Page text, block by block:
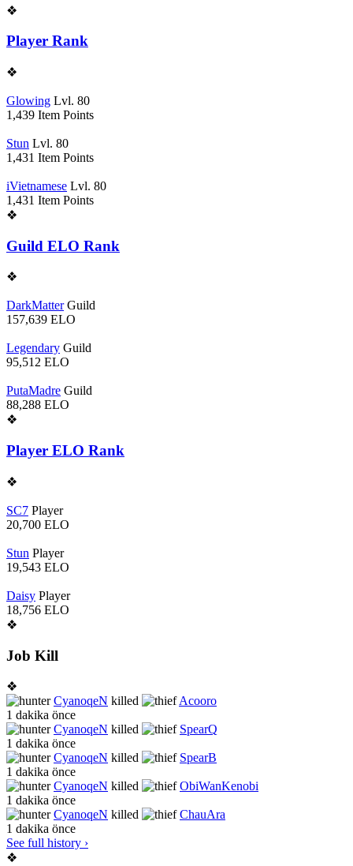
❖
Player Rank
❖
Glowing Lvl. 80
1,439 Item Points
Stun Lvl. 80
1,431 Item Points
iVietnamese Lvl. 80
1,431 Item Points
❖
Guild ELO Rank
❖
DarkMatter Guild
157,639 ELO
Legendary Guild
95,512 ELO
PutaMadre Guild
88,288 ELO
❖
Player ELO Rank
❖
SC7 Player
20,700 ELO
Stun Player
19,543 ELO
Daisy Player
18,756 ELO
❖
Job Kill
❖
CyanoqeN killed
Acooro
1 dakika önce
CyanoqeN killed
SpearQ
1 dakika önce
CyanoqeN killed
SpearB
1 dakika önce
CyanoqeN killed
ObiWanKenobi
1 dakika önce
CyanoqeN killed
ChauAra
1 dakika önce
See full history ›
❖